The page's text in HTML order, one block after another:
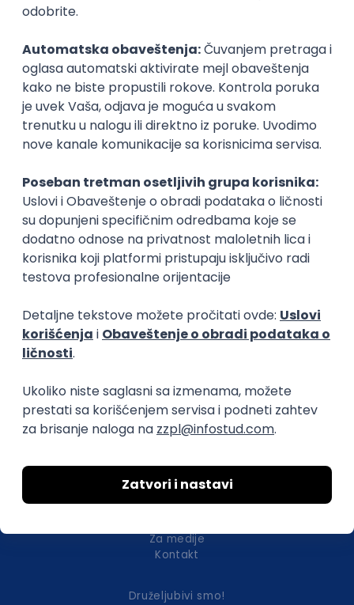
17.08.2026.
Docker
PostgreSQL Jira DevOps REST
ActiveMQ
Kafka Kubernetes Senior
transparentnost domaćeg IT tržišta rada i
Za poslodavce
Uslovi korišćenja
Politika privatnosti
Za medije
Kontakt
Druželjubivi smo!